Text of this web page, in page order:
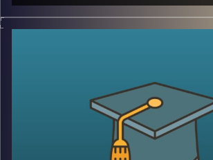
האופן בו התנהלו הרבה ענפים ותחומים
כרעם ביום בהיר קיבלו כל העוסקים
לחדשנות בהוראה באוניברסיטת
של הקורונה על הלמידה, האם
חיובי או שלילי באקדמיה ומה
כהתאמות למצאת אך "כאן כדי להישאר".